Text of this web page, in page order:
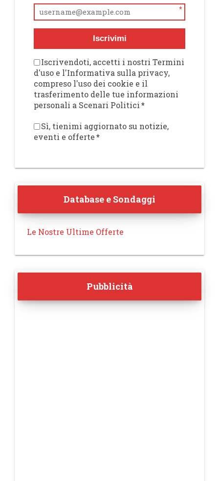
*
Iscrivimi
Iscrivendoti, accetti i nostri Termini
d'uso e l'Informativa sulla privacy,
compreso l'uso dei cookie e il
trasferimento delle tue informazioni
personali a Scenari Politici*
Sì, tienimi aggiornato su notizie,
eventi e offerte*
Database e Sondaggi
Le Nostre Ultime Offerte
Pubblicità